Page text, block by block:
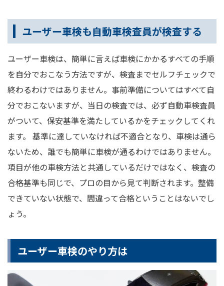
ユーザー車検も自動車検査員が検査する
ユーザー車検は、簡単に言えば車検にかかるすべての手順
を自分でおこなう方法ですが、検査までセルフチェックで
終わるわけではありません。事前準備についてはすべて自
分でおこないますが、当日の検査では、必ず自動車検査員
がついて、保安基準を満たしているかをチェックしてくれ
ます。 基準に達していなければ不適合となり、車検は通ら
ないため、誰でも簡単に車検が通るわけではありません。
項目が他の車検方法と共通しているだけではなく、検査の
合格基準も同じで、プロの目から見て判断されます。整備
できていない状態で、間違って合格ということはないでし
ょう。
ユーザー車検のやり方は